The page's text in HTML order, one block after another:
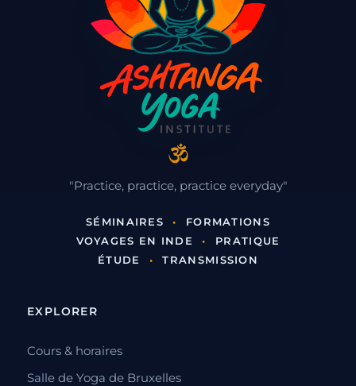
"Practice, practice, practice everyday"
SÉMINAIRES •
FORMATIONS
VOYAGES EN INDE
•
PRATIQUE
ÉTUDE
• TRANSMISSION
EXPLORER
Cours & horaires
Salle de Yoga de Bruxelles